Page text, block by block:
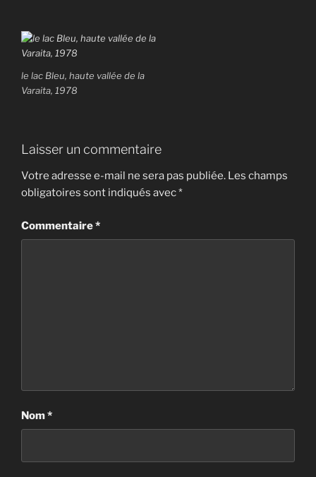
le lac Bleu, haute vallée de la
Varaita, 1978
Laisser un commentaire
Votre adresse e-mail ne sera pas publiée. Les champs
obligatoires sont indiqués avec*
Commentaire*
Nom*